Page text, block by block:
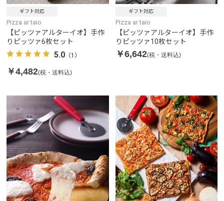
ギフト対応
Pizza ar taio
【ピッツァアルターイオ】手作
りピッツァ6枚セット
5.0 （1）
￥4,482(税・送料込)
ギフト対応
Pizza ar taio
【ピッツァアルターイオ】手作
りピッツァ10枚セット
￥6,642(税・送料込)